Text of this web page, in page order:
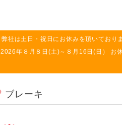
弊社は土日・祝日にお休みを頂いてお
2026年８月８日(土)～８月16日(日） お
ブレーキ